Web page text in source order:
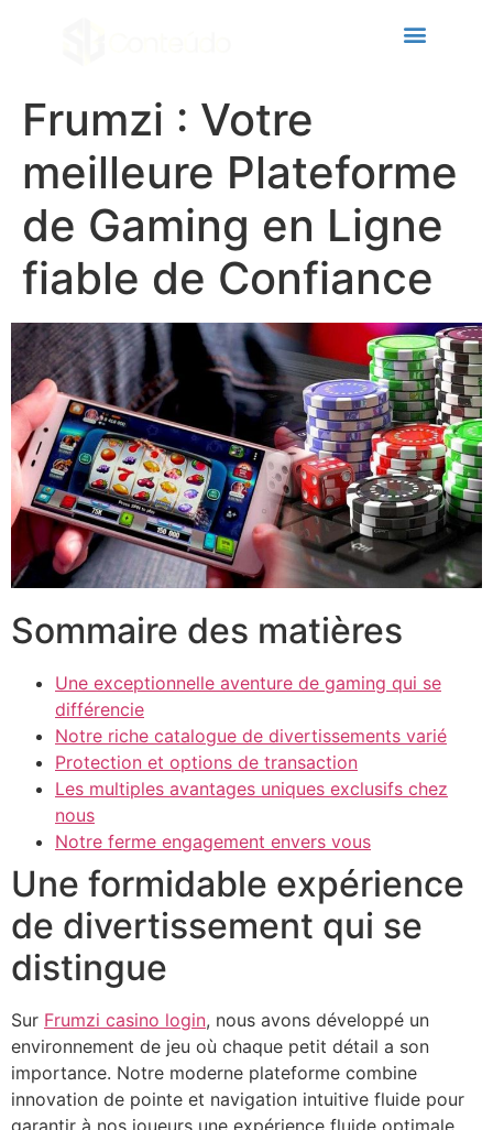
panel
panel
panel
panel
panel
panel
panel
panel
panel
panel
panel
panel
satın al
satın al
panel
panel
panel
Frumzi : Votre
meilleure Plateforme
de Gaming en Ligne
fiable de Confiance
Sommaire des matières
Une exceptionnelle aventure de gaming qui se
différencie
Notre riche catalogue de divertissements varié
Protection et options de transaction
Les multiples avantages uniques exclusifs chez
nous
Notre ferme engagement envers vous
Une formidable expérience
de divertissement qui se
distingue
Sur Frumzi casino login, nous avons développé un
environnement de jeu où chaque petit détail a son
importance. Notre moderne plateforme combine
innovation de pointe et navigation intuitive fluide pour